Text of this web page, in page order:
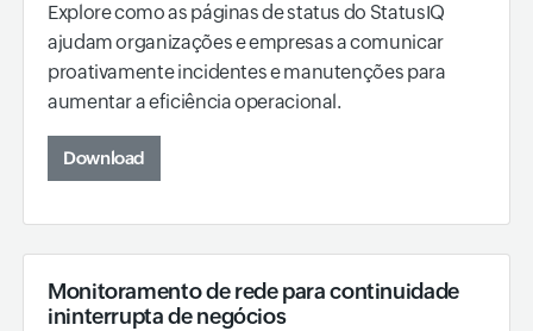
Explore como as páginas de status do StatusIQ
ajudam organizações e empresas a comunicar
proativamente incidentes e manutenções para
aumentar a eficiência operacional.
Download
Monitoramento de rede para continuidade
ininterrupta de negócios